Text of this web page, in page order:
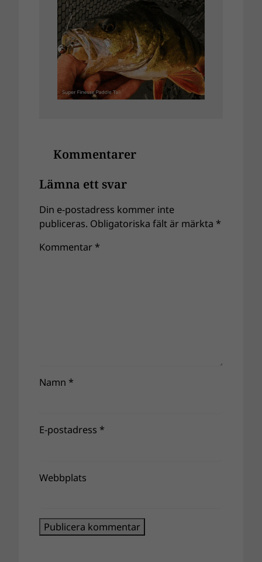
Kommentarer
Lämna ett svar
Din e-postadress kommer inte
publiceras. Obligatoriska fält är märkta *
Kommentar *
Namn *
E-postadress *
Webbplats